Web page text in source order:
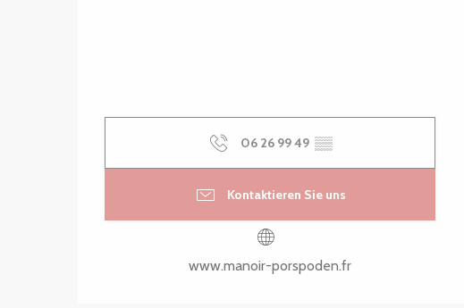
06 26 99 49 ▒▒
Kontaktieren Sie uns
www.manoir-porspoden.fr